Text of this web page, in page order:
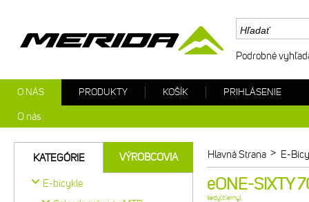
Hlavná Strana > E-
eONE-SIXTY
šedý(čierny)
KATEGÓRIE VÝROBCOVIA
E-bicykle
Podrobné
O NÁS
O nás
PRODUKTY KOŠÍK PRIHLÁSENIE